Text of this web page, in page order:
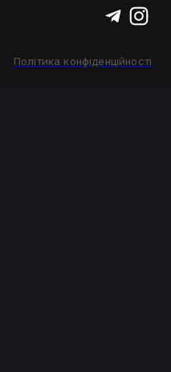
Політика конфіденційності